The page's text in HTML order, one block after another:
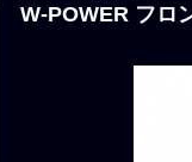
W-POWER フロ